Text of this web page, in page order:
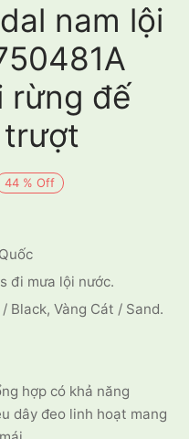
nam lội
rừng đế
44 % Off
hiện
đi mưa lội nước.
Black, Vàng Cát / Sand.
hợp có khả năng
dây đeo linh hoạt mang